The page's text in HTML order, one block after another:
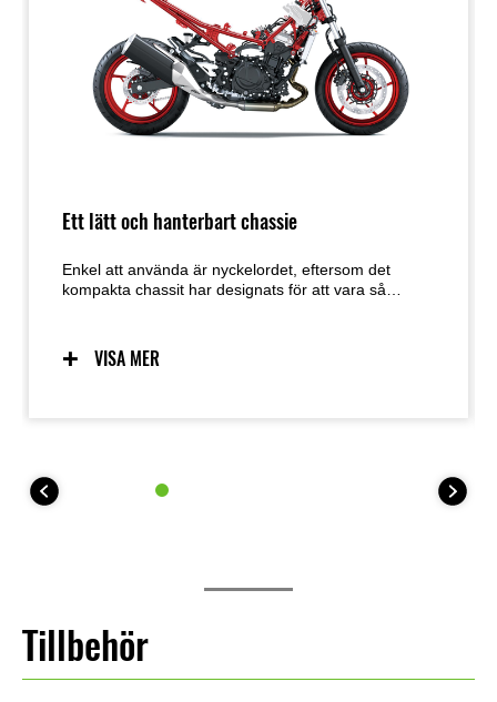
Ett lätt och hanterbart chassie
Enkel att använda är nyckelordet, eftersom det
kompakta chassit har designats för att vara så
manövrerbarhet och masscentralisering i åtanke ger
en utmärkt känsla och självförtroende för ett brett
VISA MER
Tillbehör